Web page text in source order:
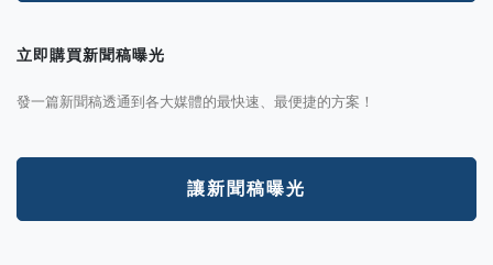
立即購買新聞稿曝光
發一篇新聞稿透通到各大媒體的最快速、最便捷的方案！
讓新聞稿曝光